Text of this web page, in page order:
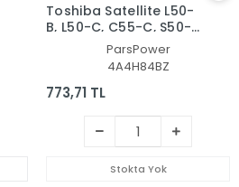
Toshiba Satellite L50-
B, L50-C, C55-C, S50-B,
C70-C, L70-C Serisi
Uyumlu Notebook
Klavye Işıklı (Beyaz TR)
ParsPower
4A4H84BZ
773,71 TL
Stokta Yok